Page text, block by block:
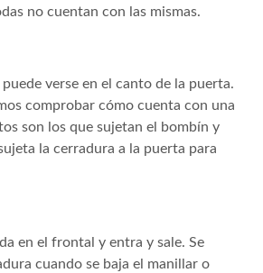
no cuentan con las mismas.
verse en el canto de la puerta.
comprobar cómo cuenta con una
son los que sujetan el bombín y
la cerradura a la puerta para
en el frontal y entra y sale. Se
cuando se baja el manillar o